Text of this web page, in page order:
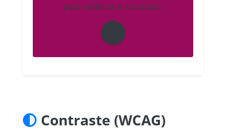
para verificar o contraste.
Contraste (WCAG)